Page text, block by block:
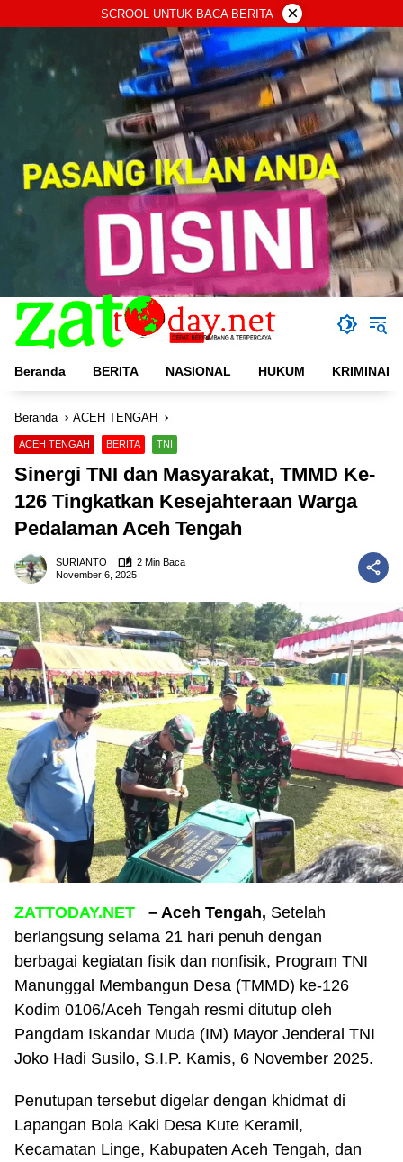
ke
SCROOL UNTUK BACA BERITA ×
Beranda BERITA NASIONAL HUKUM KRIMINAL
Beranda ACEH TENGAH
ACEH TENGAH BERITA TNI
Sinergi TNI dan Masyarakat, TMMD Ke-
126 Tingkatkan Kesejahteraan Warga
Pedalaman Aceh Tengah
SURIANTO
2 Min Baca
November 6, 2025
ZATTODAY.NET – Aceh Tengah, Setelah
berlangsung selama 21 hari penuh dengan
berbagai kegiatan fisik dan nonfisik, Program TNI
Manunggal Membangun Desa (TMMD) ke-126
Kodim 0106/Aceh Tengah resmi ditutup oleh
Pangdam Iskandar Muda (IM) Mayor Jenderal TNI
Joko Hadi Susilo, S.I.P. Kamis, 6 November 2025.
Penutupan tersebut digelar dengan khidmat di
Lapangan Bola Kaki Desa Kute Keramil,
Kecamatan Linge, Kabupaten Aceh Tengah, dan